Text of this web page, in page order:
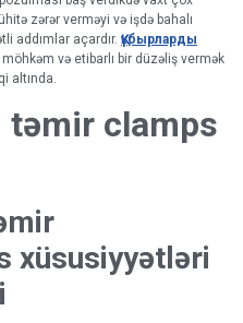
zərər verməyi və işdə bahalı
addımlar açardır. Құбырларды
və etibarlı bir düzəliş vermək
altında.
təmir clamps
xüsusiyyətləri